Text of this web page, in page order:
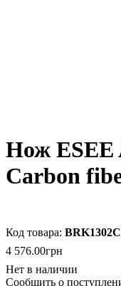
Нож ESEE
Carbon
4 576.00грн
Сообщить о